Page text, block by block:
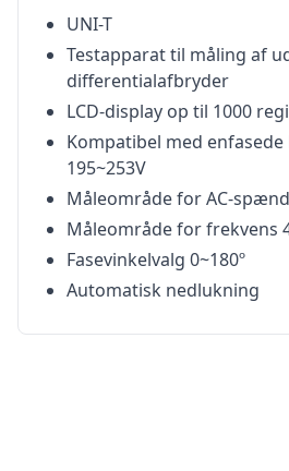
UNI-T
Testapparat til måling af
differentialafbryder
LCD-display op til 1000
Kompatibel med
195~253V
Måleområde for AC-
Måleområde for frekvens
Fasevinkelvalg 0~180º
Automatisk nedlukning